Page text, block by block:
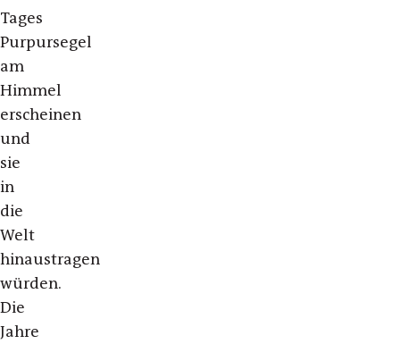
Tages
Purpursegel
am
Himmel
erscheinen
und
sie
in
die
Welt
hinaustragen
würden.
Die
Jahre